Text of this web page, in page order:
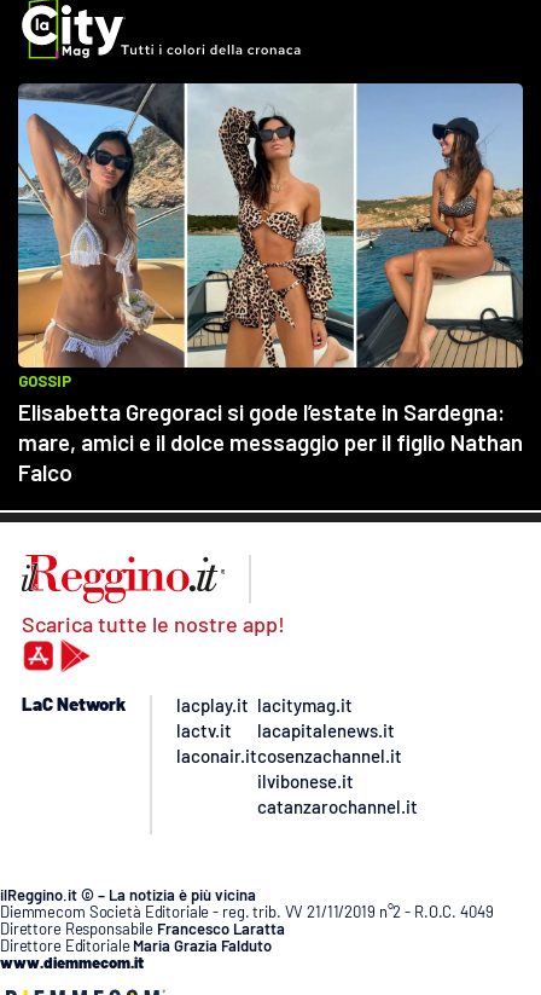
Scarica tutte le nostre app!
LaC Network
lacplay.it
lactv.it
laconair.it
lacitymag.it
lacapitalenews.it
cosenzachannel.it
ilvibonese.it
catanzarochannel.it
ilReggino.it © – La notizia è più vicina
Diemmecom Società Editoriale - reg. trib. VV 21/11/2019 n°2 - R.O.C. 4049
Direttore Responsabile Francesco Laratta
Direttore Editoriale Maria Grazia Falduto
www.diemmecom.it